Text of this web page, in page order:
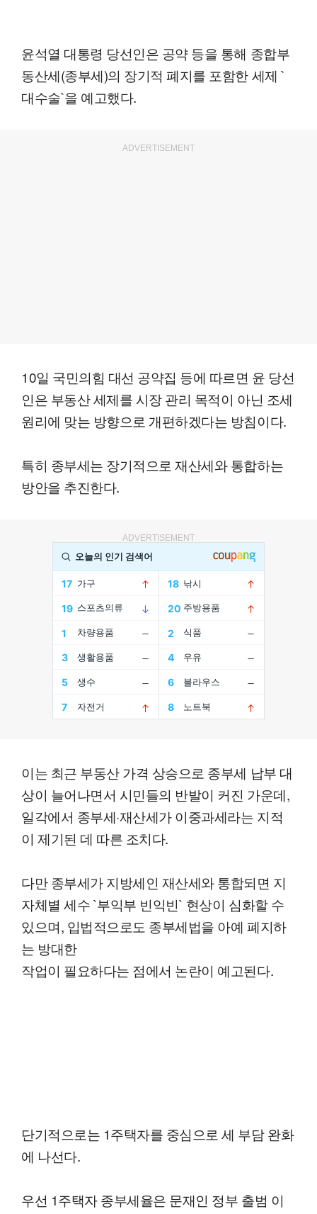
윤석열 대통령 당선인은 공약 등을 통해 종합부
동산세(종부세)의 장기적 폐지를 포함한 세제 `
대수술`을 예고했다.
ADVERTISEMENT
10일 국민의힘 대선 공약집 등에 따르면 윤 당선
인은 부동산 세제를 시장 관리 목적이 아닌 조세
원리에 맞는 방향으로 개편하겠다는 방침이다.
특히 종부세는 장기적으로 재산세와 통합하는
방안을 추진한다.
ADVERTISEMENT
이는 최근 부동산 가격 상승으로 종부세 납부 대
상이 늘어나면서 시민들의 반발이 커진 가운데,
일각에서 종부세·재산세가 이중과세라는 지적
이 제기된 데 따른 조치다.
다만 종부세가 지방세인 재산세와 통합되면 지
자체별 세수 `부익부 빈익빈` 현상이 심화할 수
있으며, 입법적으로도 종부세법을 아예 폐지하
는 방대한
작업이 필요하다는 점에서 논란이 예고된다.
단기적으로는 1주택자를 중심으로 세 부담 완화
에 나선다.
우선 1주택자 종부세율은 문재인 정부 출범 이